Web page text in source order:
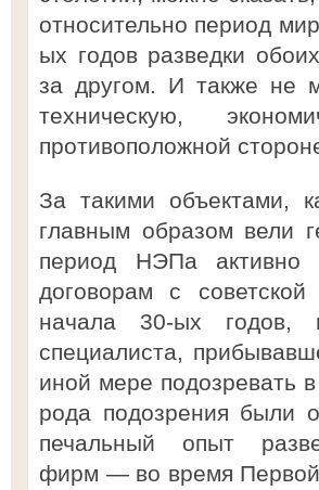
относительно период
ых годов разведки
за другом. И также не
техническую,
противоположной
За такими объектами,
главным образом вели
период НЭПа активно
договорам с
начала 30-ых годов,
специалиста,
иной мере подозревать
рода подозрения были
печальный опыт
фирм — во время Первой